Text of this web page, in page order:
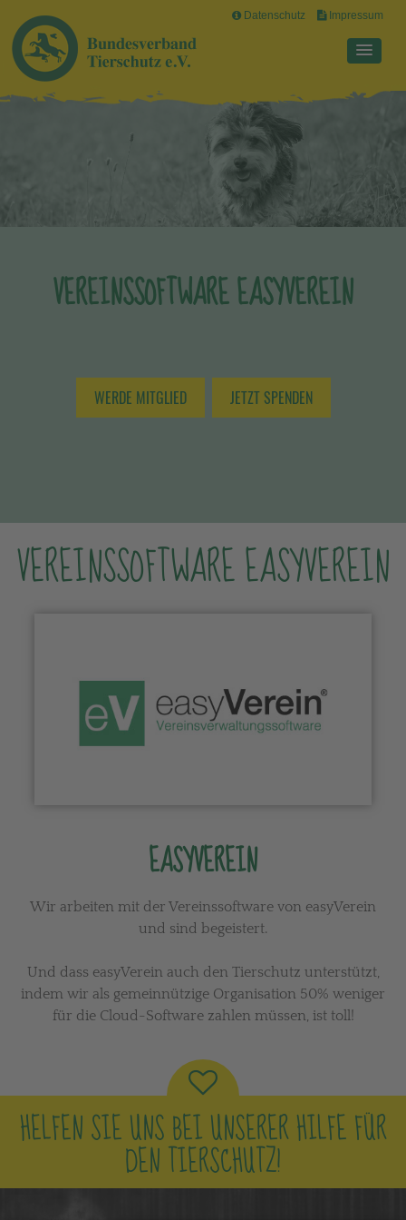
Datenschutz Impressum
VEREINSSOFTWARE EASYVEREIN
WERDE MITGLIED JETZT SPENDEN
VEREINSSOFTWARE EASYVEREIN
EASYVEREIN
Wir arbeiten mit der Vereinssoftware von easyVerein
und sind begeistert.
Und dass easyVerein auch den Tierschutz unterstützt,
indem wir als gemeinnützige Organisation 50% weniger
für die Cloud-Software zahlen müssen, ist toll!
HELFEN SIE UNS BEI UNSERER HILFE FÜR
DEN TIERSCHUTZ!